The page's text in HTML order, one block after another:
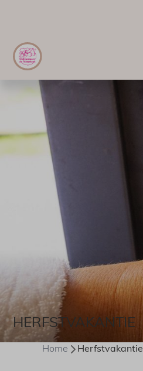
HERFSTVAKANTIE
Home Herfstvakantie